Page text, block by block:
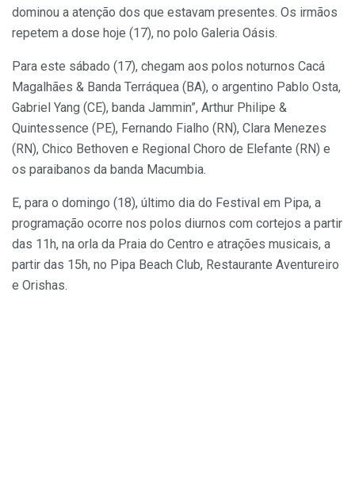
dominou a atenção dos que estavam presentes. Os irmãos
repetem a dose hoje (17), no polo Galeria Oásis.
Para este sábado (17), chegam aos polos noturnos Cacá
Magalhães & Banda Terráquea (BA), o argentino Pablo Osta,
Gabriel Yang (CE), banda Jammin”, Arthur Philipe &
Quintessence (PE), Fernando Fialho (RN), Clara Menezes
(RN), Chico Bethoven e Regional Choro de Elefante (RN) e
os paraibanos da banda Macumbia.
E, para o domingo (18), último dia do Festival em Pipa, a
programação ocorre nos polos diurnos com cortejos a partir
das 11h, na orla da Praia do Centro e atrações musicais, a
partir das 15h, no Pipa Beach Club, Restaurante Aventureiro
e Orishas.